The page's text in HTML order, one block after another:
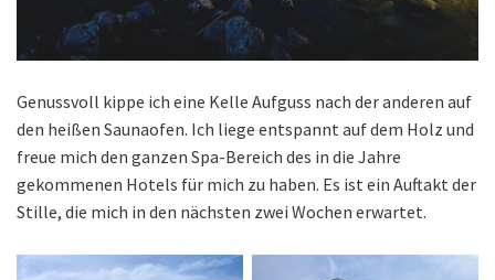
Genussvoll kippe ich eine Kelle Aufguss nach der anderen auf
den heißen Saunaofen. Ich liege entspannt auf dem Holz und
freue mich den ganzen Spa-Bereich des in die Jahre
gekommenen Hotels für mich zu haben. Es ist ein Auftakt der
Stille, die mich in den nächsten zwei Wochen erwartet.